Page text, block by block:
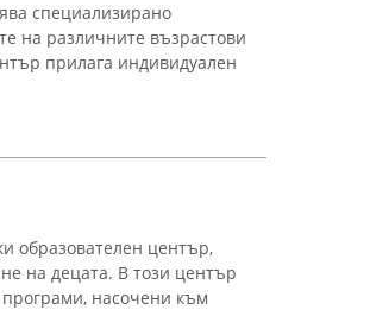
специализирано
на различните възрастови
прилага индивидуален
образователен център,
на децата. В този център
насочени към